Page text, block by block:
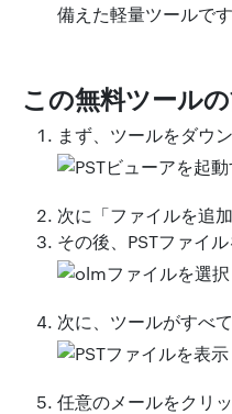
備えた軽量ツールです
この無料ツール
まず、ツールをダウ
次に「ファイルを追
その後、PSTファイル
次に、ツールがすべ
任意のメールをクリ